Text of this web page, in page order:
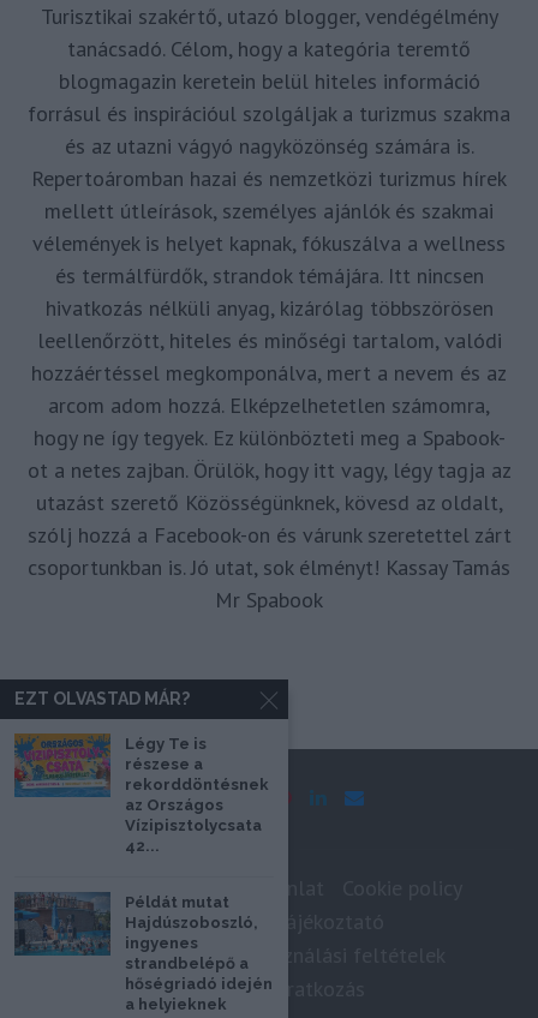
Turisztikai szakértő, utazó blogger, vendégélmény
tanácsadó. Célom, hogy a kategória teremtő
blogmagazin keretein belül hiteles információ
forrásul és inspirációul szolgáljak a turizmus szakma
és az utazni vágyó nagyközönség számára is.
Repertoáromban hazai és nemzetközi turizmus hírek
mellett útleírások, személyes ajánlók és szakmai
vélemények is helyet kapnak, fókuszálva a wellness
és termálfürdők, strandok témájára. Itt nincsen
hivatkozás nélküli anyag, kizárólag többszörösen
leellenőrzött, hiteles és minőségi tartalom, valódi
hozzáértéssel megkomponálva, mert a nevem és az
arcom adom hozzá. Elképzelhetetlen számomra,
hogy ne így tegyek. Ez különbözteti meg a Spabook-
ot a netes zajban. Örülök, hogy itt vagy, légy tagja az
utazást szerető Közösségünknek, kövesd az oldalt,
szólj hozzá a Facebook-on és várunk szeretettel zárt
csoportunkban is. Jó utat, sok élményt! Kassay Tamás
Mr Spabook
Impresszum
Adatkezelési tájékoztató
Szerzői jogok, felhasználási feltételek
Hírlevél feliratkozás
EZT OLVASTAD MÁR?
Légy Te is
részese a
rekorddöntésnek
az Országos
Vízipisztolycsata
42...
Példát mutat
Hajdúszoboszló,
ingyenes
strandbelépő a
hőségriadó idején
a helyieknek